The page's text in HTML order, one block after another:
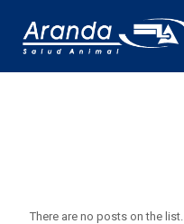
There are no posts on the list.